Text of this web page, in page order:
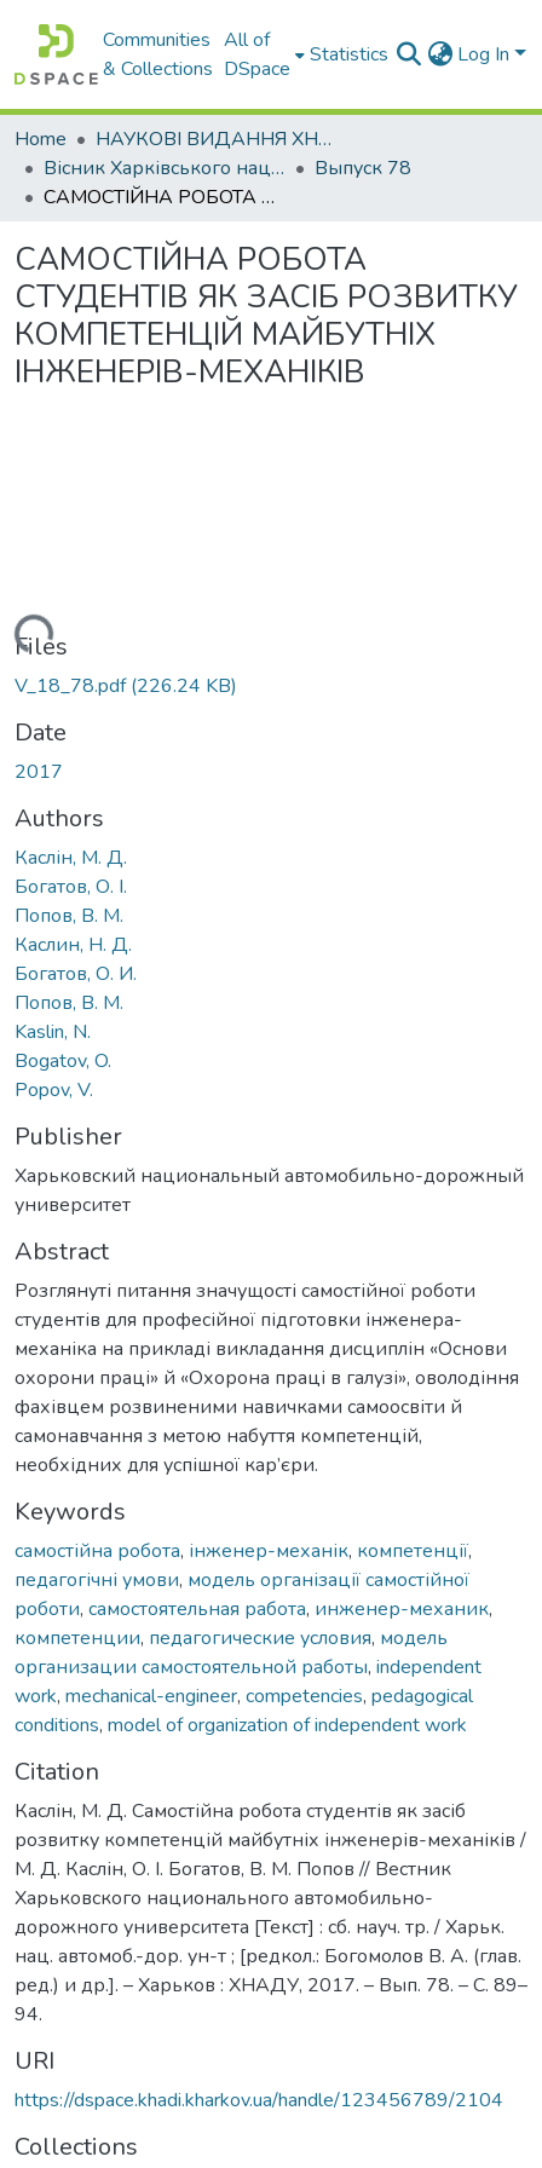
Communities
& Collections
All of
DSpace
Statistics Log In
Home
НАУКОВІ ВИДАННЯ ХНАДУ
Вісник Харківського національного автомобільно-дорожнього університету / Вестник Харьковского национального автомобильно-дорожного университета
Выпуск 78
САМОСТІЙНА РОБОТА СТУДЕНТІВ ЯК ЗАСІБ РОЗВИТКУ КОМПЕТЕНЦІЙ МАЙБУТНІХ ІНЖЕНЕРІВ-МЕХАНІКІВ
САМОСТІЙНА РОБОТА
СТУДЕНТІВ ЯК ЗАСІБ РОЗВИТКУ
КОМПЕТЕНЦІЙ МАЙБУТНІХ
ІНЖЕНЕРІВ-МЕХАНІКІВ
Loading...
Files
V_18_78.pdf(226.24 KB)
Date
2017
Authors
Каслін, М. Д.
Богатов, О. І.
Попов, В. М.
Каслин, Н. Д.
Богатов, О. И.
Попов, В. М.
Kaslin, N.
Bogatov, O.
Popov, V.
Publisher
Харьковский национальный автомобильно-дорожный
университет
Abstract
Розглянуті питання значущості самостійної роботи
студентів для професійної підготовки інженера-
механіка на прикладі викладання дисциплін «Основи
охорони праці» й «Охорона праці в галузі», оволодіння
фахівцем розвиненими навичками самоосвіти й
самонавчання з метою набуття компетенцій,
необхідних для успішної кар’єри.
Keywords
самостійна робота, інженер-механік, компетенції,
педагогічні умови, модель організації самостійної
роботи, самостоятельная работа, инженер-механик,
компетенции, педагогические условия, модель
организации самостоятельной работы, independent
work, mechanical-engineer, competencies, pedagogical
conditions, model of organization of independent work
Citation
Каслін, М. Д. Самостійна робота студентів як засіб
розвитку компетенцій майбутніх інженерів-механіків /
М. Д. Каслін, О. І. Богатов, В. М. Попов // Вестник
Харьковского национального автомобильно-
дорожного университета [Текст] : сб. науч. тр. / Харьк.
нац. автомоб.-дор. ун-т ; [редкол.: Богомолов В. А. (глав.
ред.) и др.]. – Харьков : ХНАДУ, 2017. – Вып. 78. – C. 89–
94.
URI
https://dspace.khadi.kharkov.ua/handle/123456789/2104
Collections